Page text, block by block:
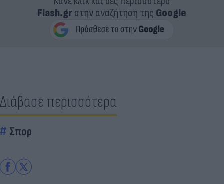
Flash.grστην αναζήτηση της Google
Διάβασε περισσότερα
Σπορ